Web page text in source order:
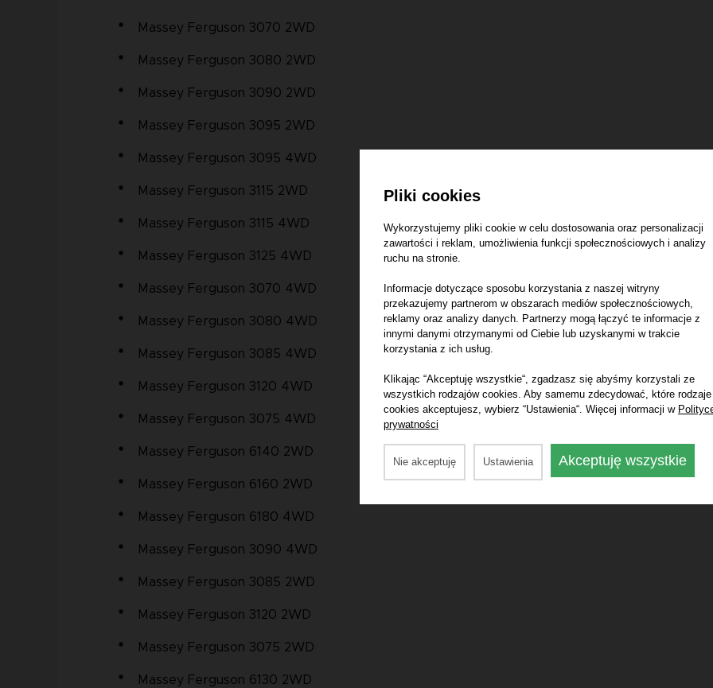
Massey Ferguson 3070 2WD
Massey Ferguson 3080 2WD
Massey Ferguson 3090 2WD
Massey Ferguson 3095 2WD
Massey Ferguson 3095 4WD
Massey Ferguson 3115 2WD
Massey Ferguson 3115 4WD
Massey Ferguson 3125 4WD
Massey Ferguson 3070 4WD
Massey Ferguson 3080 4WD
Massey Ferguson 3085 4WD
Massey Ferguson 3120 4WD
Massey Ferguson 3075 4WD
Massey Ferguson 6140 2WD
Massey Ferguson 6160 2WD
Massey Ferguson 6180 4WD
Massey Ferguson 3090 4WD
Massey Ferguson 3085 2WD
Massey Ferguson 3120 2WD
Massey Ferguson 3075 2WD
Massey Ferguson 6130 2WD
Pliki cookies
Wykorzystujemy pliki cookie w celu dostosowania oraz personalizacji
zawartości i reklam, umożliwienia funkcji społecznościowych i analizy
ruchu na stronie.
Informacje dotyczące sposobu korzystania z naszej witryny
przekazujemy partnerom w obszarach mediów społecznościowych,
reklamy oraz analizy danych. Partnerzy mogą łączyć te informacje z
innymi danymi otrzymanymi od Ciebie lub uzyskanymi w trakcie
korzystania z ich usług.
Klikając “Akceptuję wszystkie“, zgadzasz się abyśmy korzystali ze
wszystkich rodzajów cookies. Aby samemu zdecydować, które rodzaje
cookies akceptujesz, wybierz “Ustawienia“. Więcej informacji w
prywatności
Nie akceptuję Ustawienia Akceptuję wszystkie